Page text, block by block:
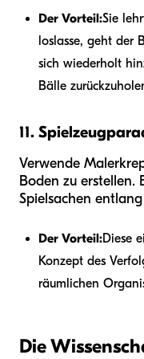
Der Vorteil:Sie
loslasse, geht der
sich wiederholt
Bälle
11.
Verwende
Boden zu erstellen.
Spielsachen
Der Vorteil:Diese
Konzept des
räumlichen
Die